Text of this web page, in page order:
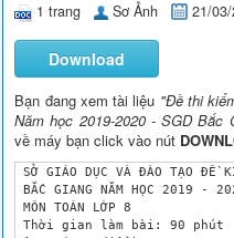
1 trang Sơ Ảnh 21/
Download
Bạn đang xem tài liệu "Đề thi
Năm học 2019-2020 - SGD Bắc
về máy bạn click vào nút
SỞ GIÁO DỤC VÀ ĐÀO TẠO ĐỀ
BẮC GIANG NĂM HỌC 2019 -
MÔN TOÁN LỚP 8
Thời gian làm bài: 90 phút